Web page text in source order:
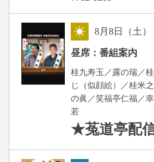
8月8日（土）
昼席：番組案内
桂九寿玉／露の瑞／
じ（似顔絵）／桂米
の眞／笑福亭仁福／
若
★菟道亭配